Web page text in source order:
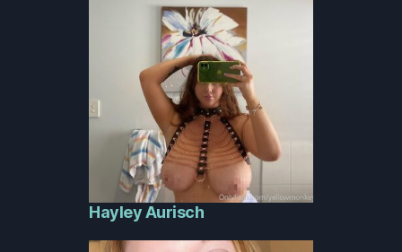
Hayley Aurisch